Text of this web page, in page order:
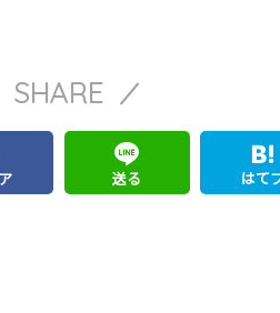
SHARE
送る はて